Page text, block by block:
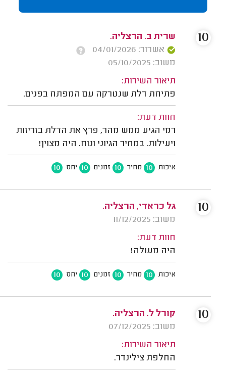
שרית ב. הרצליה.
אשרור: 04/01/2026
משוב: 05/10/2025
תיאור השירות:
פתיחת דלת שנטרקה עם המפתח בפנים.
חוות דעת:
רמי הגיע ממש מהר, פרץ את הדלת בזריזות
ויעילות. במחיר הגיוני ונוח. היה מצוין!
איכות 10 מחיר 10 זמנים 10 יחס 10
10
גל כראדי, הרצליה.
משוב: 11/12/2025
חוות דעת:
היה מעולה!
איכות 10 מחיר 10 זמנים 10 יחס 10
10
קורל ל. הרצליה.
משוב: 07/12/2025
תיאור השירות:
החלפת צילינדר.
10